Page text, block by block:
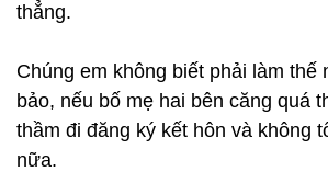
thẳng.
Chúng em không biết phải làm thế
bảo, nếu bố mẹ hai bên căng quá
thầm đi đăng ký kết hôn và không
nữa.